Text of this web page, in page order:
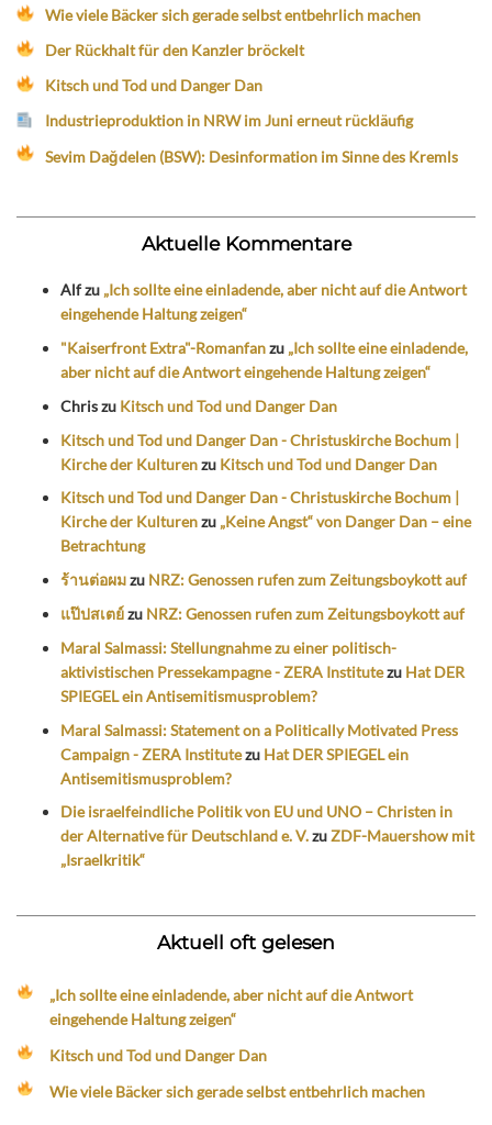
Wie viele Bäcker sich gerade selbst entbehrlich machen
Der Rückhalt für den Kanzler bröckelt
Kitsch und Tod und Danger Dan
Industrieproduktion in NRW im Juni erneut rückläufig
Sevim Dağdelen (BSW): Desinformation im Sinne des Kremls
Aktuelle Kommentare
Alfzu „Ich sollte eine einladende, aber nicht auf die Antwort
eingehende Haltung zeigen“
"Kaiserfront Extra"-Romanfanzu „Ich sollte eine einladende,
aber nicht auf die Antwort eingehende Haltung zeigen“
Chriszu Kitsch und Tod und Danger Dan
Kitsch und Tod und Danger Dan - Christuskirche Bochum |
Kirche der Kulturenzu Kitsch und Tod und Danger Dan
Kitsch und Tod und Danger Dan - Christuskirche Bochum |
Kirche der Kulturenzu „Keine Angst“ von Danger Dan – eine
Betrachtung
ร้านต่อผมzu NRZ: Genossen rufen zum Zeitungsboykott auf
แป๊ปสเตย์zu NRZ: Genossen rufen zum Zeitungsboykott auf
Maral Salmassi: Stellungnahme zu einer politisch-
aktivistischen Pressekampagne - ZERA Institutezu Hat DER
SPIEGEL ein Antisemitismusproblem?
Maral Salmassi: Statement on a Politically Motivated Press
Campaign - ZERA Institutezu Hat DER SPIEGEL ein
Antisemitismusproblem?
Die israelfeindliche Politik von EU und UNO – Christen in
der Alternative für Deutschland e. V.zuZDF-Mauershow mit
„Israelkritik“
Aktuell oft gelesen
„Ich sollte eine einladende, aber nicht auf die Antwort
eingehende Haltung zeigen“
Kitsch und Tod und Danger Dan
Wie viele Bäcker sich gerade selbst entbehrlich machen